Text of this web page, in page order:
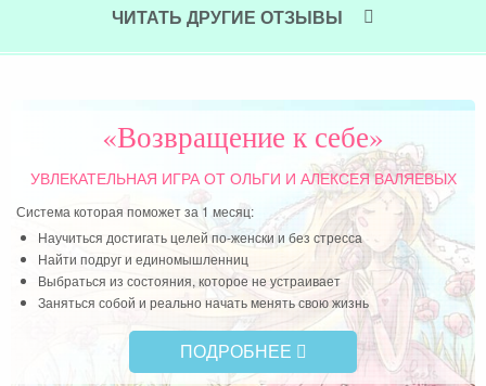
о
ЧИТАТЬ ДРУГИЕ ОТЗЫВЫ
«Возвращение к себе»
УВЛЕКАТЕЛЬНАЯ ИГРАОТ ОЛЬГИ И АЛЕКСЕЯ ВАЛЯЕВЫХ
Система которая поможет за 1 месяц:
Научиться достигать целей по-женски и без стресса
Найти подруг и единомышленниц
Выбраться из состояния, которое не устраивает
Заняться собой и реально начать менять свою жизнь
ПОДРОБНЕЕ